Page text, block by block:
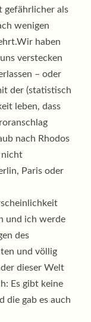
gefährlicher als
wenigen
haben
verstecken
– oder
der (statistisch
leben, dass
nach Rhodos
nicht
Paris oder
und ich werde
des
und völlig
dieser Welt
Es gibt keine
die gab es auch